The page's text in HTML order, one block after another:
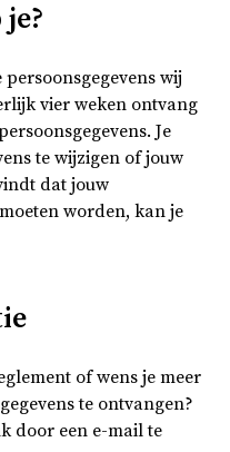
wij
vier weken ontvang
Je
te wijzigen of jouw
dat jouw
worden, kan je
of wens je meer
te ontvangen?
door een e-mail te